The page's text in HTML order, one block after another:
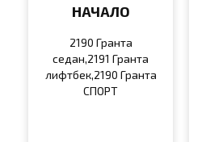
НАЧАЛО
2190 Гранта
седан,2191 Гранта
лифтбек,2190 Гранта
СПОРТ